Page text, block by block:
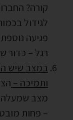
קורה?
לגידול
פגיעה
רגל – כדור
במצב שיש
ותמיכה –
מצב שמעלה
– פחות